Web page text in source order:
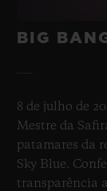
BIG
8 de julho de
Mestre da
patamares da
Sky Blue.
transparência